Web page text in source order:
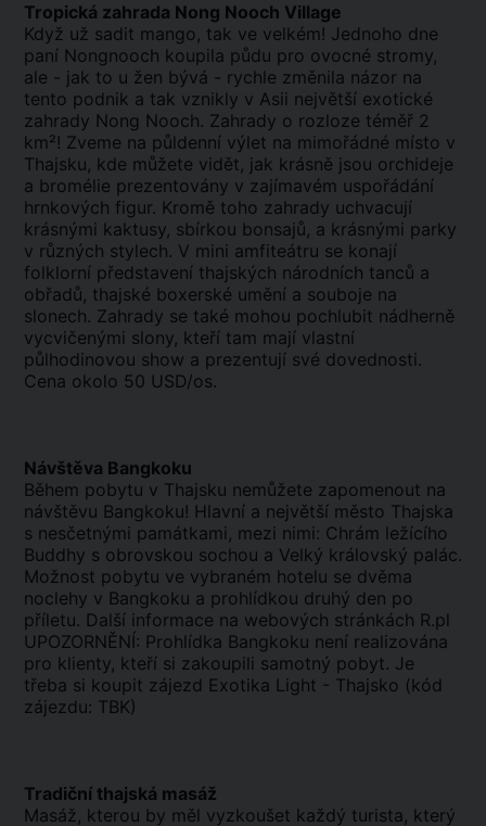
Tropická zahrada Nong Nooch Village
Když už sadit mango, tak ve velkém! Jednoho dne
paní Nongnooch koupila půdu pro ovocné stromy,
ale - jak to u žen bývá - rychle změnila názor na
tento podnik a tak vznikly v Asii největší exotické
zahrady Nong Nooch. Zahrady o rozloze téměř 2
km²! Zveme na půldenní výlet na mimořádné místo v
Thajsku, kde můžete vidět, jak krásně jsou orchideje
a bromélie prezentovány v zajímavém uspořádání
hrnkových figur. Kromě toho zahrady uchvacují
krásnými kaktusy, sbírkou bonsajů, a krásnými parky
v různých stylech. V mini amfiteátru se konají
folklorní představení thajských národních tanců a
obřadů, thajské boxerské umění a souboje na
slonech. Zahrady se také mohou pochlubit nádherně
vycvičenými slony, kteří tam mají vlastní
půlhodinovou show a prezentují své dovednosti.
Cena okolo 50 USD/os.
Návštěva Bangkoku
Během pobytu v Thajsku nemůžete zapomenout na
návštěvu Bangkoku! Hlavní a největší město Thajska
s nesčetnými památkami, mezi nimi: Chrám ležícího
Buddhy s obrovskou sochou a Velký královský palác.
Možnost pobytu ve vybraném hotelu se dvěma
noclehy v Bangkoku a prohlídkou druhý den po
příletu. Další informace na webových stránkách R.pl
UPOZORNĚNÍ: Prohlídka Bangkoku není realizována
pro klienty, kteří si zakoupili samotný pobyt. Je
třeba si koupit zájezd Exotika Light - Thajsko (kód
zájezdu: TBK)
Tradiční thajská masáž
Masáž, kterou by měl vyzkoušet každý turista, který